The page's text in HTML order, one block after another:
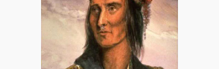
Gheorghe,
fiică a
Mamei
Omida